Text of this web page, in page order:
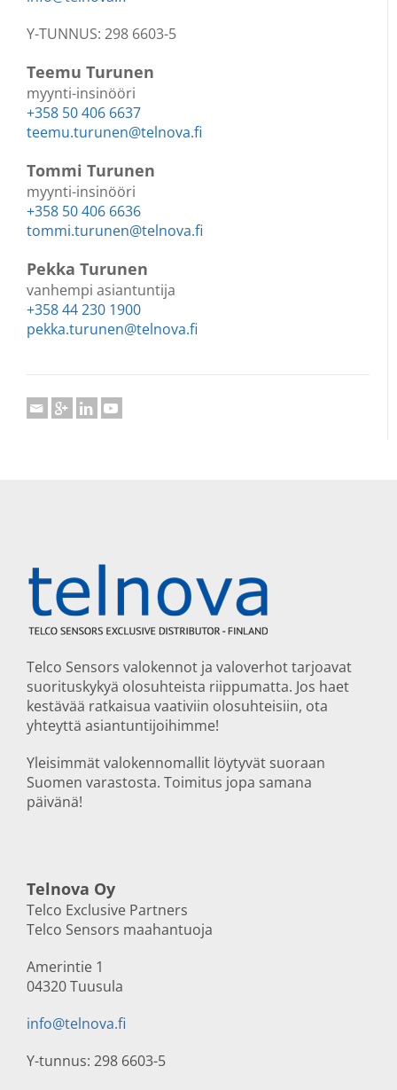
Y-TUNNUS: 298 6603-5
Teemu Turunen
myynti-insinööri
+358 50 406 6637
teemu.turunen@telnova.fi
Tommi Turunen
myynti-insinööri
+358 50 406 6636
tommi.turunen@telnova.fi
Pekka Turunen
vanhempi asiantuntija
+358 44 230 1900
pekka.turunen@telnova.fi
Telco Sensors valokennot ja valoverhot tarjoavat
suorituskykyä olosuhteista riippumatta. Jos haet
kestävää ratkaisua vaativiin olosuhteisiin, ota
yhteyttä asiantuntijoihimme!
Yleisimmät valokennomallit löytyvät suoraan
Suomen varastosta. Toimitus jopa samana
päivänä!
Telnova Oy
Telco Exclusive Partners
Telco Sensors maahantuoja
Amerintie 1
04320 Tuusula
info@telnova.fi
Y-tunnus: 298 6603-5